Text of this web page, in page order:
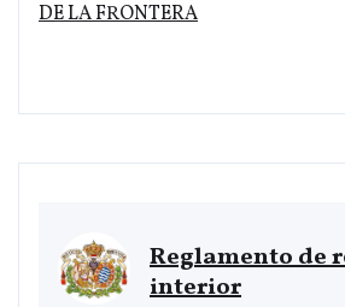
DE LA FRONTERA
Reglamento de
interior